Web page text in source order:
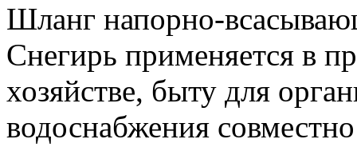
Шланг напорно-
Снегирь применяется в
хозяйстве, быту для
водоснабжения